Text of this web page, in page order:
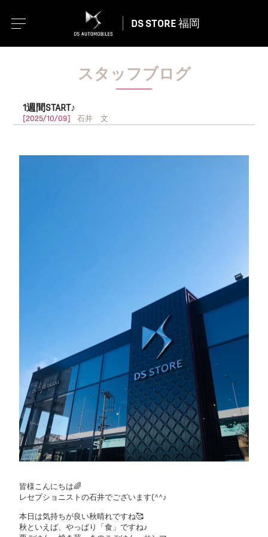
DS STORE 福岡
スタッフブログ
1週間START♪
[2025/10/09] 石井 文
皆様こんにちは🌈
レセプショニストの石井でございます(^^♪
本日は気持ちが良い秋晴れですね🥰
秋といえば、やっぱり「食」ですね♪